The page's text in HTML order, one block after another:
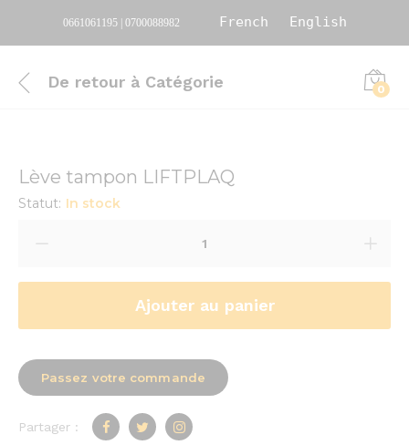
0661061195 | 0700088982 French English
De retour à Catégorie 0
Lève tampon LIFTPLAQ
Statut: In stock
Ajouter au panier
Passez votre commande
Partager :